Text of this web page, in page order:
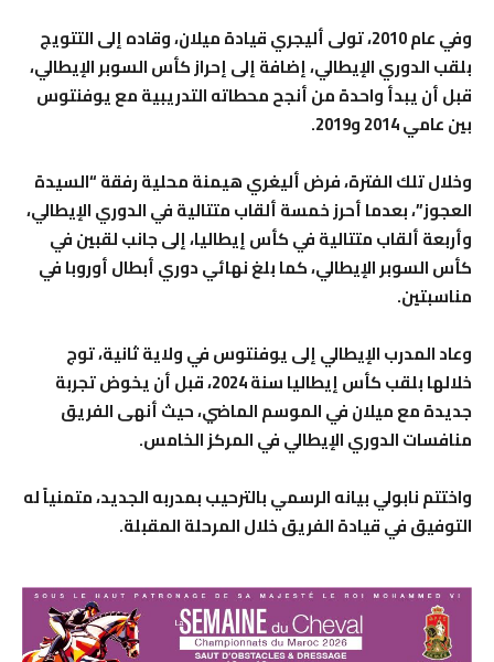
وفي عام 2010، تولى أليجري قيادة ميلان، وقاده إلى التتويج
بلقب الدوري الإيطالي، إضافة إلى إحراز كأس السوبر الإيطالي،
قبل أن يبدأ واحدة من أنجح محطاته التدريبية مع يوفنتوس
بين عامي 2014 و2019.
وخلال تلك الفترة، فرض أليغري هيمنة محلية رفقة “السيدة
العجوز”، بعدما أحرز خمسة ألقاب متتالية في الدوري الإيطالي،
وأربعة ألقاب متتالية في كأس إيطاليا، إلى جانب لقبين في
كأس السوبر الإيطالي، كما بلغ نهائي دوري أبطال أوروبا في
مناسبتين.
وعاد المدرب الإيطالي إلى يوفنتوس في ولاية ثانية، توج
خلالها بلقب كأس إيطاليا سنة 2024، قبل أن يخوض تجربة
جديدة مع ميلان في الموسم الماضي، حيث أنهى الفريق
منافسات الدوري الإيطالي في المركز الخامس.
واختتم نابولي بيانه الرسمي بالترحيب بمدربه الجديد، متمنياً له
التوفيق في قيادة الفريق خلال المرحلة المقبلة.